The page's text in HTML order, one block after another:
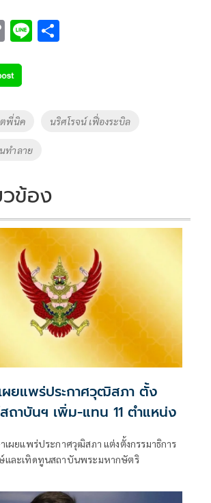
C
p
y
Li
n
k
Li
พี่นิค นริศโรจน์ เฟื่องระบิล
ทำลาย
ข้อง
ผยแพร่ประกาศวุฒิสภา ตั้ง
าบันฯ เพิ่ม-แทน 11 ตำแหน่ง
เผยแพร่ประกาศวุฒิสภา แต่งตั้งกรรมาธิการ
และเทิดทูนสถาบันพระมหากษัตริ